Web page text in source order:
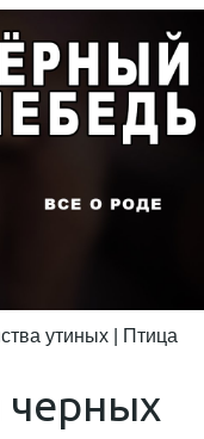
утиных | Птица
черных